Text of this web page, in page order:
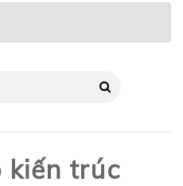
kiến trúc